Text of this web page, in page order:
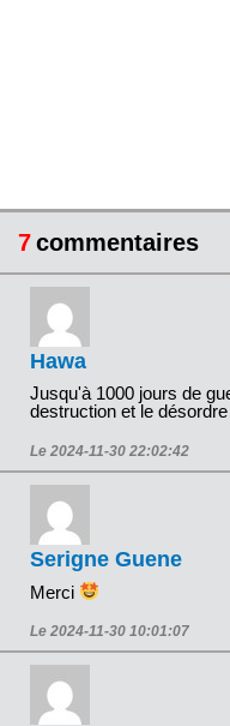
7commentaires
Hawa
Jusqu'à 1000 jours de
destruction et le
Le 2024-11-30 22:02:42
Serigne Guene
Merci
Le 2024-11-30 10:01:07